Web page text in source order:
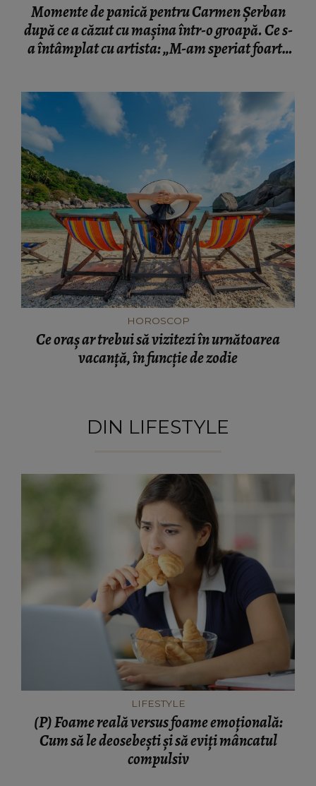
Momente de panică pentru Carmen Șerban
după ce a căzut cu mașina într-o groapă. Ce s-
a întâmplat cu artista: „M-am speriat foarte
HOROSCOP
Ce oraș ar trebui să vizitezi în urnătoarea
vacanță, în funcție de zodie
DIN LIFESTYLE
LIFESTYLE
(P) Foame reală versus foame emoțională:
Cum să le deosebești și să eviți mâncatul
compulsiv